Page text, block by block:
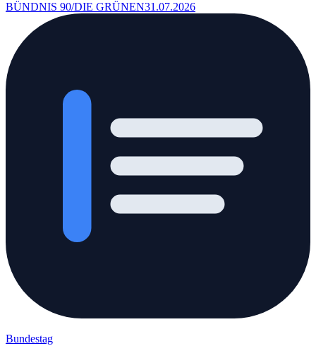
BÜNDNIS 90/DIE GRÜNEN31.07.2026
Bundestag